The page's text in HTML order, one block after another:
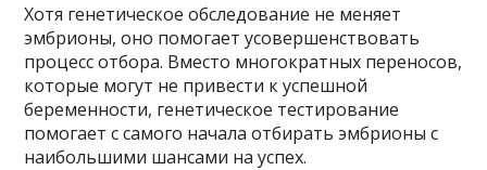
Хотя генетическое обследование не меняет
эмбрионы, оно помогает усовершенствовать
процесс отбора. Вместо многократных переносов,
которые могут не привести к успешной
беременности, генетическое тестирование
помогает с самого начала отбирать эмбрионы с
наибольшими шансами на успех.